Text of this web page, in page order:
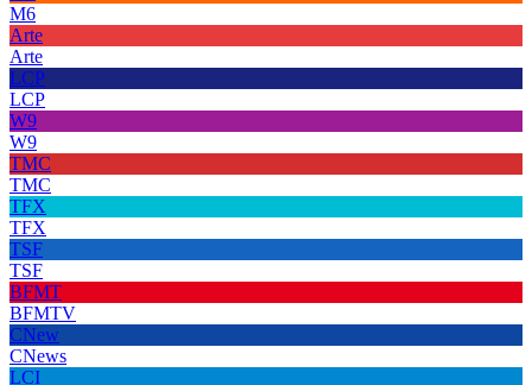
M6
Arte
Arte
LCP
LCP
W9
W9
TMC
TMC
TFX
TFX
TSF
TSF
BFMT
BFMTV
CNew
CNews
LCI